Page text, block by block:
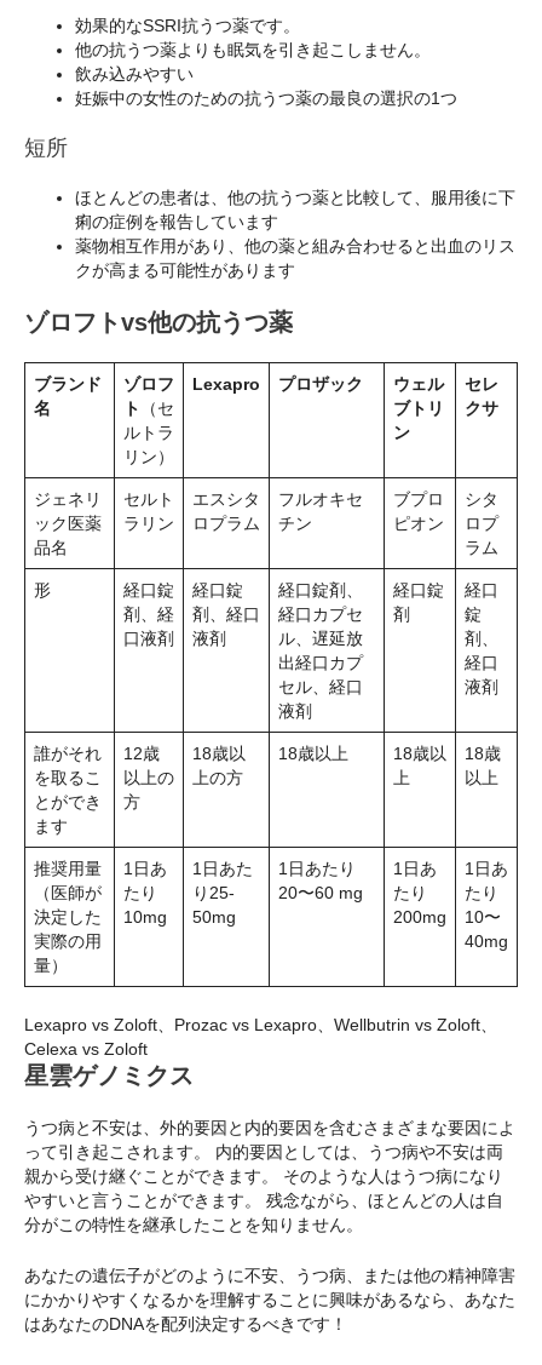
効果的なSSRI抗うつ薬です。
他の抗うつ薬よりも眠気を引き起こしません。
飲み込みやすい
妊娠中の女性のための抗うつ薬の最良の選択の1つ
短所
ほとんどの患者は、他の抗うつ薬と比較して、服用後に下
痢の症例を報告しています
薬物相互作用があり、他の薬と組み合わせると出血のリス
クが高まる可能性があります
ゾロフトvs他の抗うつ薬
ブランド
名
ゾロフ
ト
（セ
ルトラ
リン）
Lexapro プロザック
ウェル
ブトリ
ン
セレ
クサ
ジェネリ
ック医薬
品名
セルト
ラリン
エスシタ
ロプラム
フルオキセ
チン
ブプロ
ピオン
シタ
ロプ
ラム
形
経口錠
剤、経
口液剤
経口錠
剤、経口
液剤
経口錠剤、
経口カプセ
ル、遅延放
出経口カプ
セル、経口
液剤
経口錠
剤
経口
錠
剤、
経口
液剤
誰がそれ
を取るこ
とができ
ます
12歳
以上の
方
18歳以
上の方
18歳以上
18歳以
上
18歳
以上
推奨用量
（医師が
決定した
実際の用
量）
1日あ
たり
10mg
1日あた
り25-
50mg
1日あたり
20〜60 mg
1日あ
たり
200mg
1日あ
たり
10〜
40mg
Lexapro vs Zoloft、Prozac vs Lexapro、Wellbutrin vs Zoloft、
Celexa vs Zoloft
星雲ゲノミクス
うつ病と不安は、外的要因と内的要因を含むさまざまな要因によ
って引き起こされます。 内的要因としては、うつ病や不安は両
親から受け継ぐことができます。 そのような人はうつ病になり
やすいと言うことができます。 残念ながら、ほとんどの人は自
分がこの特性を継承したことを知りません。
あなたの遺伝子がどのように不安、うつ病、または他の精神障害
にかかりやすくなるかを理解することに興味があるなら、あなた
はあなたのDNAを配列決定するべきです！